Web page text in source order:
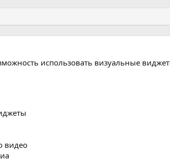
использовать визуальные
видео